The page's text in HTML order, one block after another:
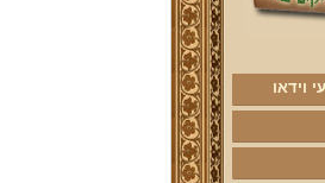
וידאו